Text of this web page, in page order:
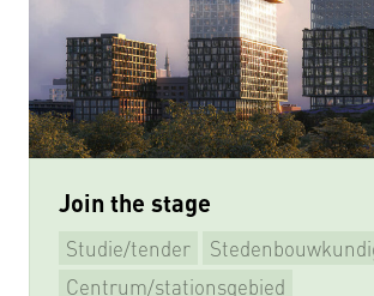
Join the stage
Studie/tender
Centrum/stationsgebied